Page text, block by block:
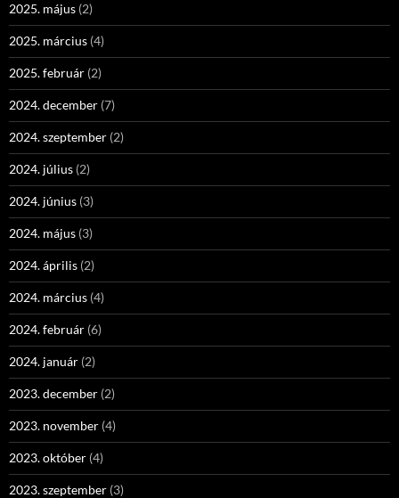
2025. május (2)
2025. március (4)
2025. február (2)
2024. december (7)
2024. szeptember (2)
2024. július (2)
2024. június (3)
2024. május (3)
2024. április (2)
2024. március (4)
2024. február (6)
2024. január (2)
2023. december (2)
2023. november (4)
2023. október (4)
2023. szeptember (3)